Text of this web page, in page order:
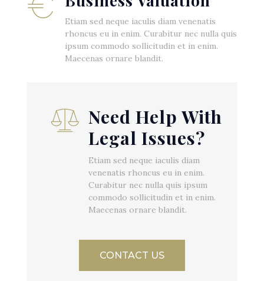
Etiam sed neque iaculis diam venenatis
rhoncus eu in enim. Curabitur nec nulla quis
ipsum commodo sollicitudin et in enim.
Maecenas ornare blandit.
Need Help With
Legal Issues?
Etiam sed neque iaculis diam
venenatis rhoncus eu in enim.
Curabitur nec nulla quis ipsum
commodo sollicitudin et in enim.
Maecenas ornare blandit.
CONTACT US